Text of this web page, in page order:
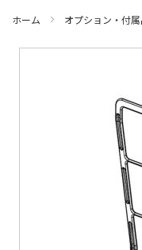
ホーム オプション・付